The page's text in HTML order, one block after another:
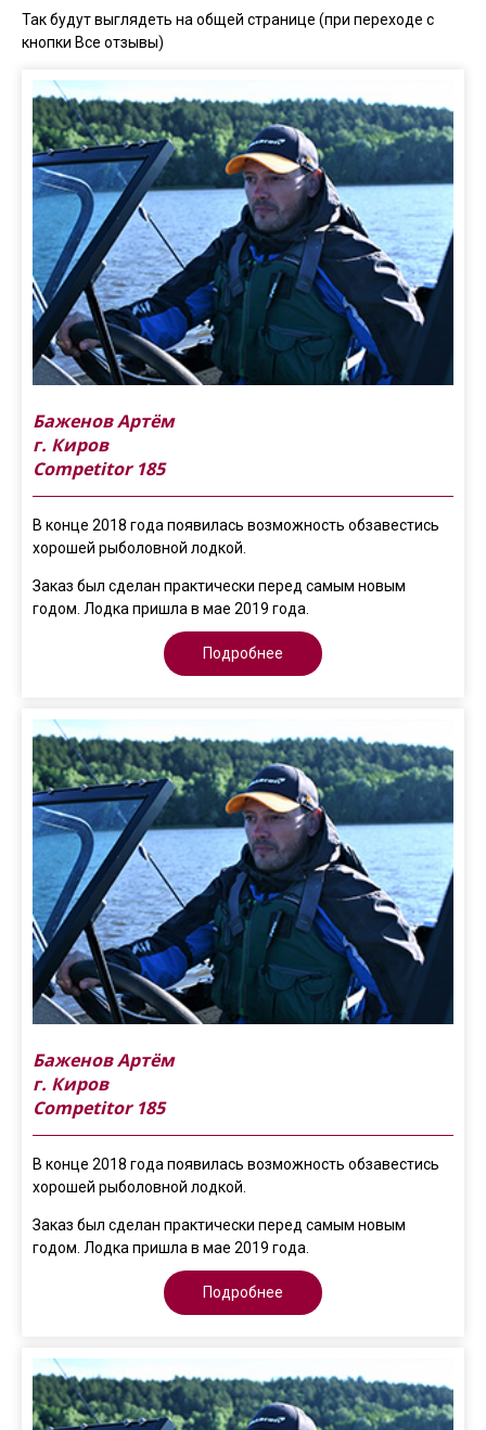
Так будут выглядеть на общей странице (при переходе с
кнопки Все отзывы)
Баженов Артём
г. Киров
Competitor 185
В конце 2018 года появилась возможность обзавестись
хорошей рыболовной лодкой.
Заказ был сделан практически перед самым новым
годом. Лодка пришла в мае 2019 года.
Подробнее
Баженов Артём
г. Киров
Competitor 185
В конце 2018 года появилась возможность обзавестись
хорошей рыболовной лодкой.
Заказ был сделан практически перед самым новым
годом. Лодка пришла в мае 2019 года.
Подробнее